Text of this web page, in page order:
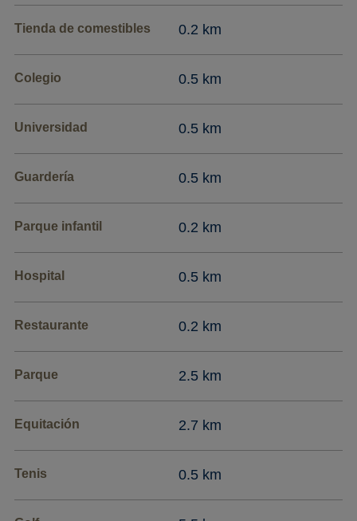
Tienda de comestibles 0.2 km
Colegio 0.5 km
Universidad 0.5 km
Guardería 0.5 km
Parque infantil 0.2 km
Hospital 0.5 km
Restaurante 0.2 km
Parque 2.5 km
Equitación 2.7 km
Tenis 0.5 km